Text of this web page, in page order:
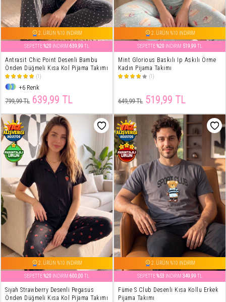
2. ÜRÜN %10 İNDİRİM
SEPETTE%20 İNDİRİM 639,99 TL
Antrasit Chic Point Desenli Bambu
Önden Düğmeli Kısa Kol Pijama Takımı
(1)
+6 Renk
799,99 TL 639,99 TL
2. ÜRÜN %10 İNDİRİM
SEPETTE%20 İNDİRİM 519,99 TL
Mint Glorious Baskılı Ip Askılı Örme
Kadın Pijama Takımı
(1)
649,99 TL 519,99 TL
2. ÜRÜN %10 İNDİRİM
SEPETTE%20 İNDİRİM 600,00 TL
Siyah Strawberry Desenli Pegasus
Önden Düğmeli Kısa Kol Pijama Takımı
2. ÜRÜN %10 İNDİRİM
SEPETTE%53 İNDİRİM 349,99 TL
Füme S Club Desenli Kısa Kollu Erkek
Pijama Takımı